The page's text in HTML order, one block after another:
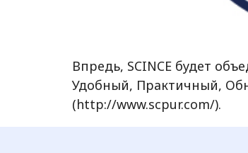
Впредь, SCINCE будет
Удобный, Практичный,
(http://www.scpur.com/).